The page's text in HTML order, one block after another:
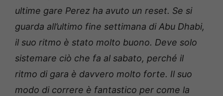
ultime gare Perez ha avuto un reset. Se si
guarda all’ultimo fine settimana di Abu Dhabi,
il suo ritmo è stato molto buono. Deve solo
sistemare ciò che fa al sabato, perché il
ritmo di gara è davvero molto forte. Il suo
modo di correre è fantastico per come la